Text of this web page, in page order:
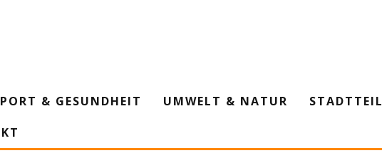
& GESUNDHEIT UMWELT & NATUR
STADTTEIL